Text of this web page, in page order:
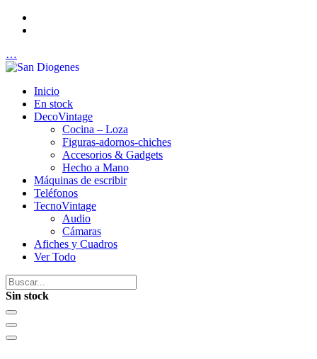
…
Inicio
En stock
DecoVintage
Cocina – Loza
Figuras-adornos-chiches
Accesorios & Gadgets
Hecho a Mano
Máquinas de escribir
Teléfonos
TecnoVintage
Audio
Cámaras
Afiches y Cuadros
Ver Todo
Sin stock